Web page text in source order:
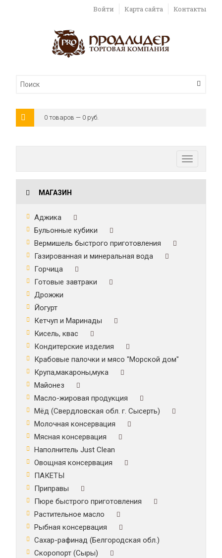
Войти Карта сайта Контакты
0 товаров — 0 руб.
Toggle
navigation
МАГАЗИН
Аджика
Бульонные кубики
Вермишель быстрого приготовления
Газированная и минеральная вода
Горчица
Готовые завтраки
Дрожжи
Йогурт
Кетчуп и Маринады
Кисель, квас
Кондитерские изделия
Крабовые палочки и мясо "Морской дом"
Крупа,макароны,мука
Майонез
Масло-жировая продукция
Мёд (Свердловская обл. г. Сысерть)
Молочная консервация
Мясная консервация
Наполнитель Just Clean
Овощная консервация
ПАКЕТЫ
Приправы
Пюре быстрого приготовления
Растительное масло
Рыбная консервация
Сахар-рафинад (Белгородская обл.)
Скоропорт (Сыры)